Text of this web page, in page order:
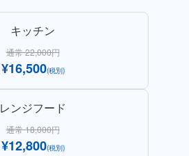
キッチン
通常 22,000円
¥16,500(税別)
レンジフード
通常 18,000円
¥12,800(税別)